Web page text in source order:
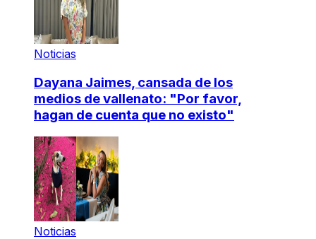
Noticias
Dayana Jaimes, cansada de los
medios de vallenato: "Por favor,
hagan de cuenta que no existo"
Noticias